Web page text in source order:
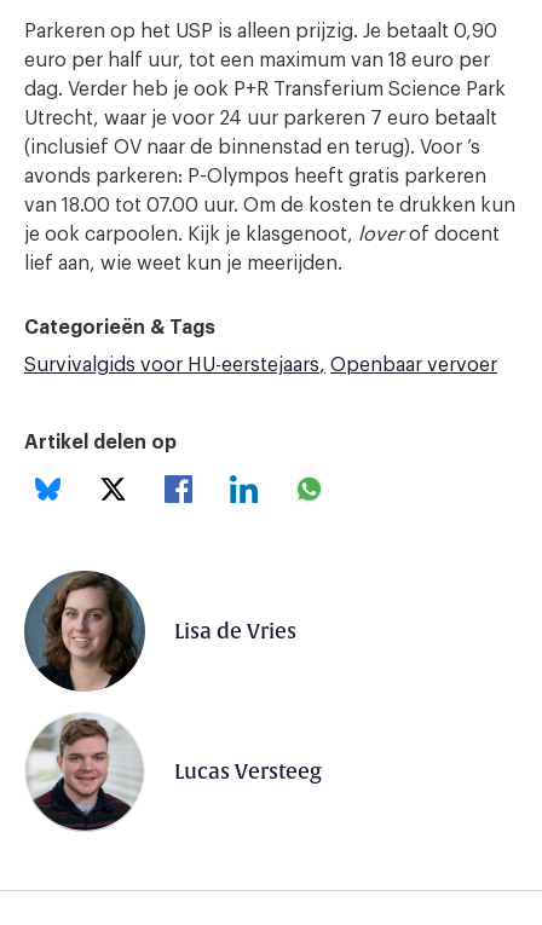
Parkeren op het USP is alleen prijzig. Je betaalt 0,90
euro per half uur, tot een maximum van 18 euro per
dag. Verder heb je ook P+R Transferium Science Park
Utrecht, waar je voor 24 uur parkeren 7 euro betaalt
(inclusief OV naar de binnenstad en terug). Voor ’s
avonds parkeren: P-Olympos heeft gratis parkeren
van 18.00 tot 07.00 uur. Om de kosten te drukken kun
je ook carpoolen. Kijk je klasgenoot, loverof docent
lief aan, wie weet kun je meerijden.
Categorieën & Tags
Survivalgids voor HU-eerstejaars
Openbaar vervoer
Artikel delen op
Lisa de Vries
Lucas Versteeg